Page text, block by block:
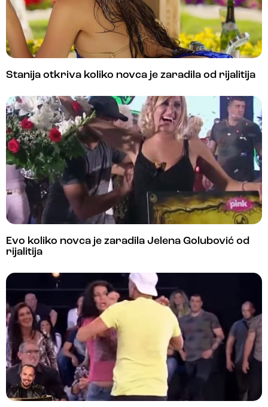
Stanija otkriva koliko novca je zaradila od rijalitija
Evo koliko novca je zaradila Jelena Golubović od
rijalitija